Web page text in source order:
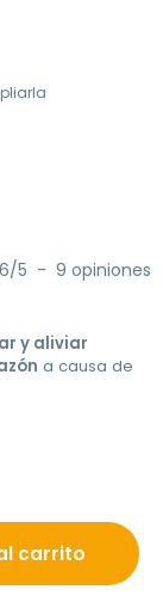
/5 - 9 opiniones
y aliviar
a causa de
carrito